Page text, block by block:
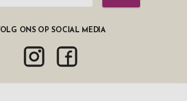
ONS OP SOCIAL MEDIA